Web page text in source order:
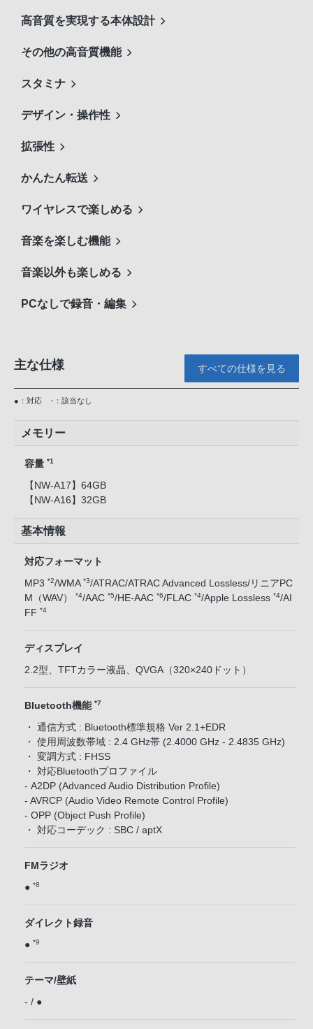
高音質を実現する本体設計
その他の高音質機能
スタミナ
デザイン・操作性
拡張性
かんたん転送
ワイヤレスで楽しめる
音楽を楽しむ機能
音楽以外も楽しめる
PCなしで録音・編集
主な仕様 すべての仕様を見る
●：対応 -：該当なし
メモリー
容量 *1
【NW-A17】64GB
【NW-A16】32GB
基本情報
対応フォーマット
MP3 *2/WMA *3/ATRAC/ATRAC Advanced Lossless/リニアPC
M（WAV）
*4/AAC *5/HE-AAC *6/FLAC *4/Apple Lossless *4/AI
FF *4
ディスプレイ
2.2型、TFTカラー液晶、QVGA（320×240ドット）
Bluetooth機能 *7
・ 通信方式 : Bluetooth標準規格 Ver 2.1+EDR
・ 使用周波数帯域 : 2.4 GHz帯 (2.4000 GHz - 2.4835 GHz)
・ 変調方式 : FHSS
・ 対応Bluetoothプロファイル
- A2DP (Advanced Audio Distribution Profile)
- AVRCP (Audio Video Remote Control Profile)
- OPP (Object Push Profile)
・ 対応コーデック : SBC / aptX
FMラジオ
● *8
ダイレクト録音
● *9
テーマ/壁紙
- / ●